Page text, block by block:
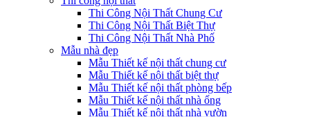
Thi Công Nội Thất Chung Cư
Thi Công Nội Thất Biệt Thự
Thi Công Nội Thất Nhà Phố
Mẫu nhà đẹp
Mẫu Thiết kế nội thất chung cư
Mẫu Thiết kế nội thất biệt thự
Mẫu Thiết kế nội thất phòng bếp
Mẫu Thiết kế nội thất nhà ống
Mẫu Thiết kế nội thất nhà vườn